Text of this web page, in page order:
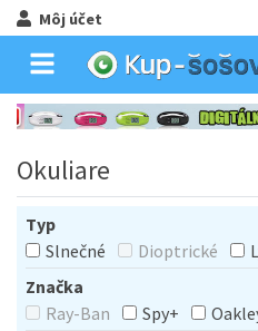
Môj účet
Okuliare
Typ
Slnečné
Dioptrické
Značka
Ray-Ban
Spy+